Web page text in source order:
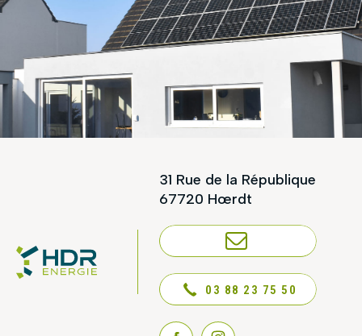
31 Rue de la République
67720 Hœrdt
NOUS CONTACTER
03 88 23 75 50